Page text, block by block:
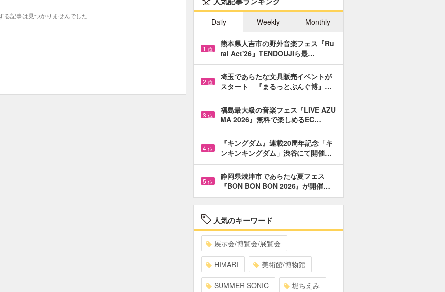
る記事は見つかりませんでした
Daily Weekly Monthly
1 位
熊本県人吉市の野外音楽フェス『Ru
ral Act'26』TENDOUJIら最…
2 位
埼玉であらたな文具販売イベントが
スタート 『まるっとぶんぐ博』…
3 位
福島最大級の音楽フェス『LIVE AZU
MA 2026』無料で楽しめるEC…
4 位
『キングダム』連載20周年記念「キ
ンキンキングダム」渋谷にて開催…
5 位
静岡県焼津市であらたな夏フェス
『BON BON BON 2026』が開催…
人気のキーワード
展示会/博覧会/展覧会
HIMARI 美術館/博物館
SUMMER SONIC 堀ちえみ